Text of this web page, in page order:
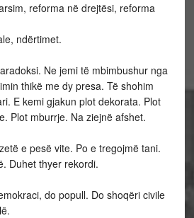
reforma në drejtësi, reforma
ndërtimet.
Ne jemi të mbimbushur nga
thikë me dy presa. Të shohim
E kemi gjakun plot dekorata. Plot
Plot mburrje. Na ziejnë afshet.
e pesë vite. Po e tregojmë tani.
Duhet thyer rekordi.
do popull. Do shoqëri civile